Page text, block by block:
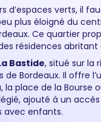
d’espaces verts, il
plus éloigné du
Ce quartier
résidences
Bastide, situé sur la
Bordeaux. Il offre
la place de la Bourse
ajouté à un
avec enfants.